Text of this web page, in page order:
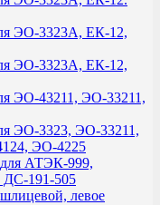
ЭО-3323А, ЕК-12,
ЭО-3323А, ЕК-12,
ЭО-43211, ЭО-33211,
ЭО-3323, ЭО-33211,
ЭО-4225
для АТЭК-999,
191-505
левое